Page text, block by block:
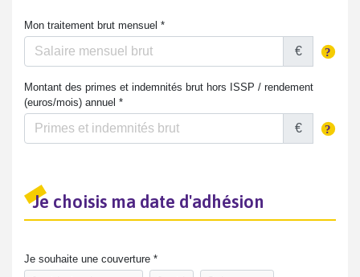
Mon traitement brut mensuel *
€
Montant des primes et indemnités brut hors ISSP / rendement
(euros/mois) annuel *
€
Je choisis ma date d'adhésion
Je souhaite une couverture *